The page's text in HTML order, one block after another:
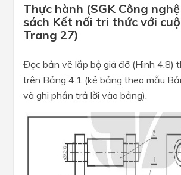
Thực hành (SGK Công
sách Kết nối tri thức với
Trang 27)
Đọc bản vẽ lắp bộ giá đỡ (Hình 4.8)
trên Bảng 4.1 (kẻ bảng theo mẫu
và ghi phần trả lời vào bảng).